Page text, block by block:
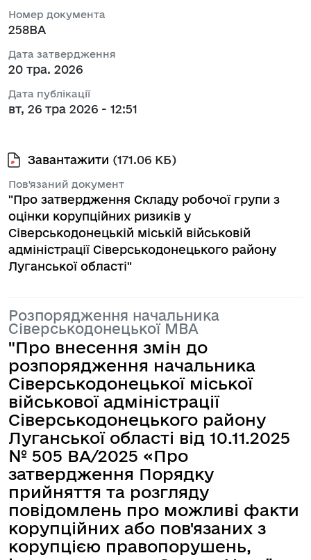
Номер документа
258ВА
Дата затвердження
20 тра. 2026
Дата публікації
вт, 26 тра 2026 - 12:51
Завантажити (171.06 КБ)
Пов'язаний документ
"Про затвердження Складу робочої групи з
оцінки корупційних ризиків у
Сіверськодонецькій міській військовій
адміністрації Сіверськодонецького району
Луганської області"
Розпорядження начальника
Сіверськодонецької МВА
"Про внесення змін до
розпорядження начальника
Сіверськодонецької міської
військової адміністрації
Сіверськодонецького району
Луганської області від 10.11.2025
№ 505 ВА/2025 «Про
затвердження Порядку
прийняття та розгляду
повідомлень про можливі факти
корупційних або пов'язаних з
корупцією правопорушень,